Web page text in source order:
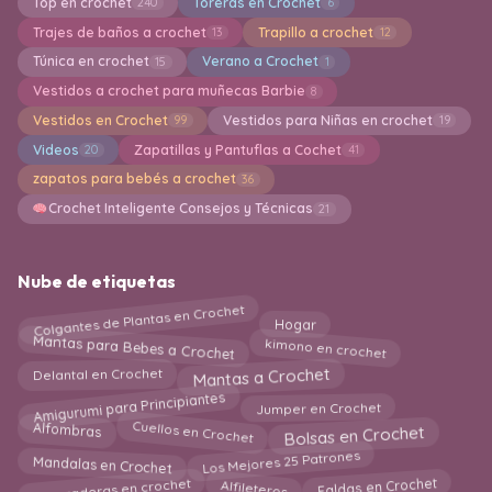
Trajes de baños a crochet 13 Trapillo a crochet 12
Túnica en crochet 15 Verano a Crochet 1
Vestidos a crochet para muñecas Barbie 8
Vestidos en Crochet 99 Vestidos para Niñas en crochet 19
Videos 20 Zapatillas y Pantuflas a Cochet 41
zapatos para bebés a crochet 36
Crochet Inteligente Consejos y Técnicas 21
Nube de etiquetas
Colgantes de Plantas en Crochet Hogar
Mantas para Bebes a Crochet kimono en crochet
Delantal en Crochet Mantas a Crochet
Amigurumi para Principiantes Jumper en Crochet
Alfombras Cuellos en Crochet Bolsas en Crochet
Mandalas en Crochet
Los Mejores 25 Patrones